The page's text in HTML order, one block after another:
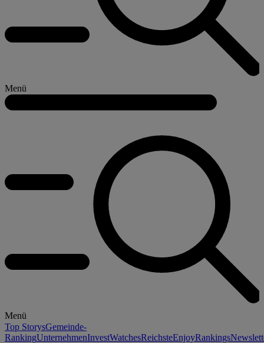
Menü
Menü
Top StorysGemeinde-
RankingUnternehmenInvestWatchesReichsteEnjoyRankings